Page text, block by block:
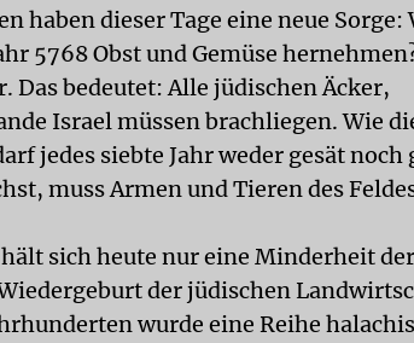
haben dieser Tage eine neue Sorge:
5768 Obst und Gemüse
bedeutet: Alle jüdischen Äcker,
Israel müssen brachliegen. Wie
jedes siebte Jahr weder gesät noch
muss Armen und Tieren des
sich heute nur eine Minderheit der
der jüdischen
wurde eine Reihe